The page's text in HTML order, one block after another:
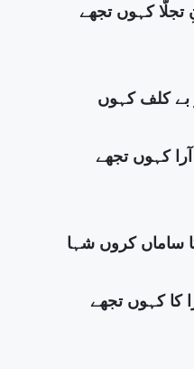
تجلّا کہوں تجھے
بے کلف کہوں
کہوں تجھے
ساماں کروں شہا
کا کہوں تجھے